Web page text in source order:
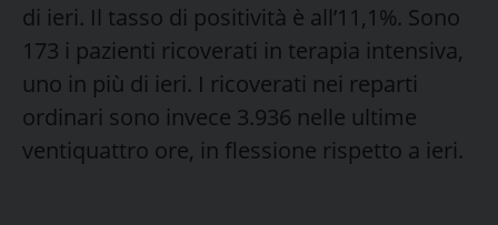
di ieri. Il tasso di positività è all’11,1%. Sono
173 i pazienti ricoverati in terapia intensiva,
uno in più di ieri. I ricoverati nei reparti
ordinari sono invece 3.936 nelle ultime
ventiquattro ore, in flessione rispetto a ieri.